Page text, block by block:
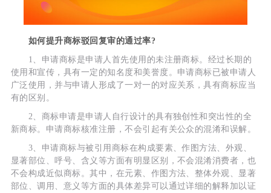
如何提升商标驳回复审的通过率?
1、申请商标是申请人首先使用的未注册商标。经过长期的
使用和宣传，具有一定的知名度和美誉度。申请商标已被申请人
广泛使用，并与申请人形成了一对一的对应关系，具有商标应当
有的区别。
2、商标申请是申请人自行设计的具有独创性和突出性的全
新商标。申请商标核准注册，不会引起有关公众的混淆和误解。
3、申请商标与被引用商标在构成要素、作图方法、外观、
显著部位、呼号、含义等方面有明显区别，不会混淆消费者，也
不会构成近似商标。其中，在元素、作图方法、整体外观、显著
部位、调用、意义等方面的具体差异可以通过详细的解释加以证